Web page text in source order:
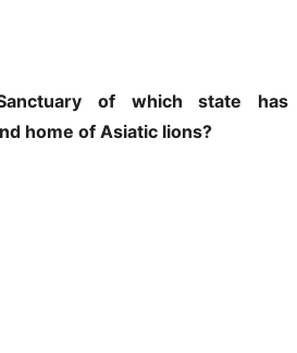
of which state has
home of Asiatic lions?